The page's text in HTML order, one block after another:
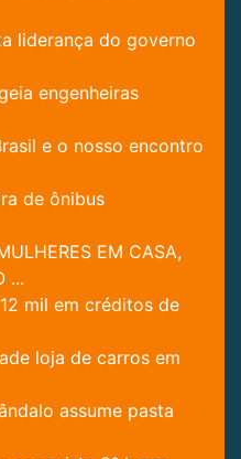
liderança do governo
engenheiras
e o nosso encontro
de ônibus
EM CASA,
...
mil em créditos de
loja de carros em
assume pasta